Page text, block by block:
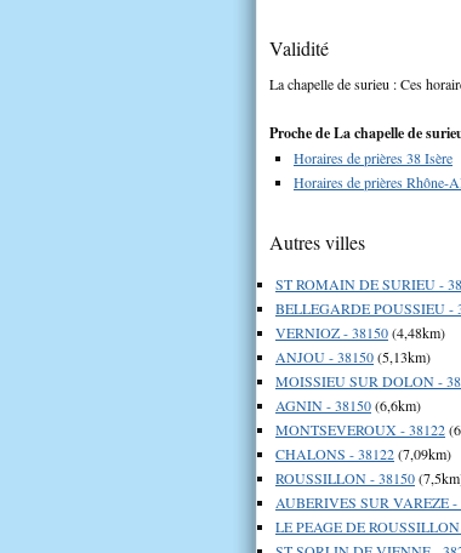
Validité
La chapelle de surieu : Ces
Proche de La chapelle de
Horaires de prières 38 Isère
Horaires de prières Rhône-
Autres villes
ST ROMAIN DE SURIEU -
BELLEGARDE POUSSIEU -
VERNIOZ - 38150(4,48km)
ANJOU - 38150(5,13km)
MOISSIEU SUR DOLON -
AGNIN - 38150(6,6km)
MONTSEVEROUX - 38122
CHALONS - 38122(7,09km)
ROUSSILLON - 38150
AUBERIVES SUR VAREZE -
LE PEAGE DE